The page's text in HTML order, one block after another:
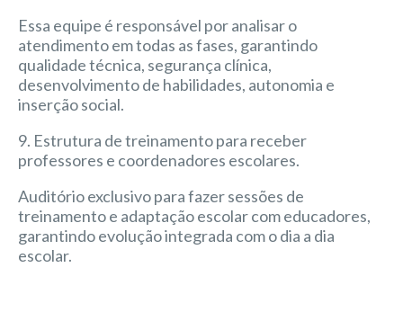
Essa equipe é responsável por analisar o
atendimento em todas as fases, garantindo
qualidade técnica, segurança clínica,
desenvolvimento de habilidades, autonomia e
inserção social.
9. Estrutura de treinamento para receber
professores e coordenadores escolares.
Auditório exclusivo para fazer sessões de
treinamento e adaptação escolar com educadores,
garantindo evolução integrada com o dia a dia
escolar.